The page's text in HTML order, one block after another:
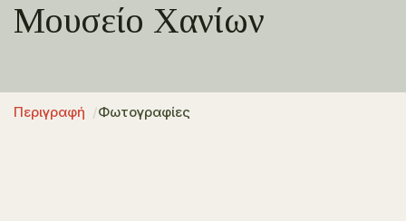
Μουσείο Χανίων
Περιγραφή Φωτογραφίες